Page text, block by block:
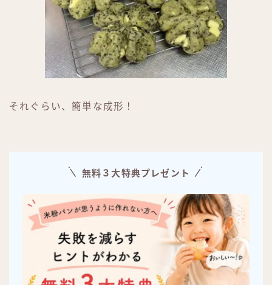
それぐらい、簡単な成形！
無料３大特典プレゼント